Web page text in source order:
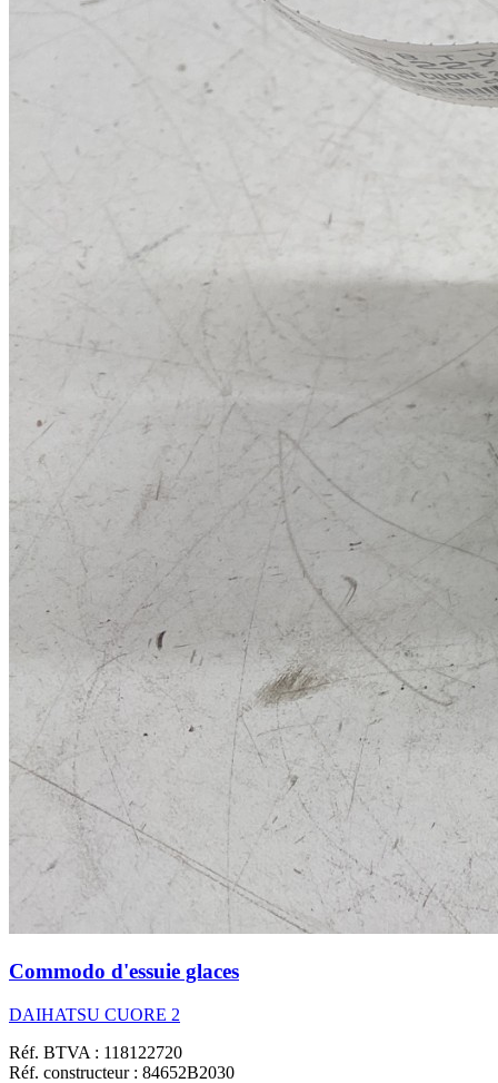
Commodo d'essuie glaces
DAIHATSU CUORE 2
Réf. BTVA : 118122720
Réf. constructeur : 84652B2030